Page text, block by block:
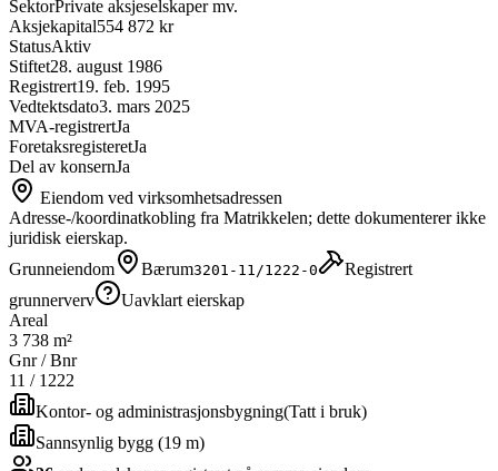
SektorPrivate aksjeselskaper mv.
Aksjekapital554 872 kr
StatusAktiv
Stiftet28. august 1986
Registrert19. feb. 1995
Vedtektsdato3. mars 2025
MVA-registrertJa
ForetaksregisteretJa
Del av konsernJa
Eiendom ved virksomhetsadressen
Adresse-/koordinatkobling fra Matrikkelen; dette dokumenterer ikke
juridisk eierskap.
Grunneiendom
Bærum3201-11/1222-0
Registrert
grunnerverv
Uavklart eierskap
Areal
3 738 m²
Gnr / Bnr
11 / 1222
Kontor- og administrasjonsbygning(Tatt i bruk)
Sannsynlig bygg (19 m)